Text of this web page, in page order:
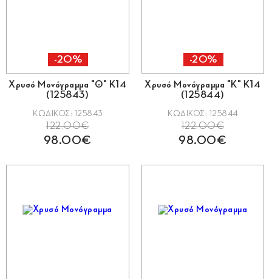
-20%
Χρυσό Μονόγραμμα "Θ" Κ14
(125843)
ΚΩΔΙΚΟΣ: 125843
122.00€
98.00€
-20%
Χρυσό Μονόγραμμα "Κ" Κ14
(125844)
ΚΩΔΙΚΟΣ: 125844
122.00€
98.00€